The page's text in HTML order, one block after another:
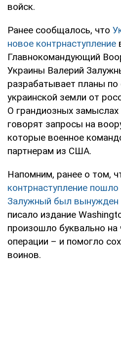
войск.
Ранее сообщалось, что
новое контрнаступление
Главнокомандующий
Украины Валерий
разрабатывает планы
украинской земли от
О грандиозных замыслах
говорят запросы на
которые военное
партнерам из США.
Напомним, ранее о том,
контрнаступление пошло
Залужный был вынужден
писало издание
произошло буквально на
операции – и помогло
воинов.